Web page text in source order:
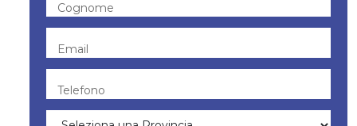
Cognome
Email
Telefono